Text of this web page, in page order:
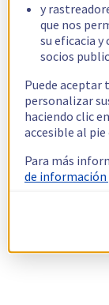
y
que nos
su eficacia
socios
Puede aceptar
personalizar
haciendo clic
accesible al pie
Para más
de información